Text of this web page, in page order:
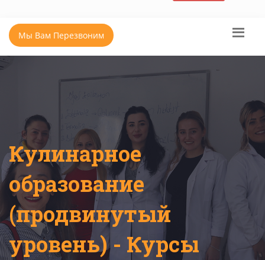
Мы Вам Перезвоним
Кулинарное
образование
(продвинутый
уровень) - Курсы